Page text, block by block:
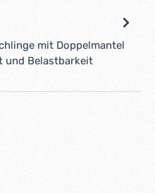
mit Doppelmantel
und Belastbarkeit